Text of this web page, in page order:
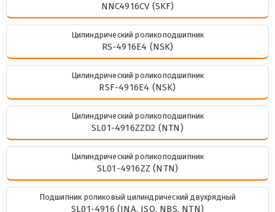
NNC4916CV (SKF)
Цилиндрический роликоподшипник
RS-4916E4 (NSK)
Цилиндрический роликоподшипник
RSF-4916E4 (NSK)
Цилиндрический роликоподшипник
SL01-4916ZZD2 (NTN)
Цилиндрический роликоподшипник
SL01-4916ZZ (NTN)
Подшипник роликовый цилиндрический двухрядный
SL01-4916 (INA, ISO, NBS, NTN)